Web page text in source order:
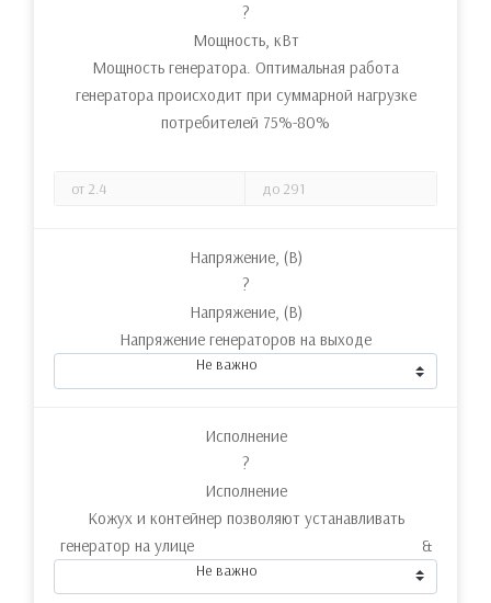
?
Мощность, кВт
Мощность генератора. Оптимальная работа
генератора происходит при суммарной нагрузке
потребителей 75%-80%
Напряжение, (В)
?
Напряжение, (В)
Напряжение генераторов на выходе
Не важно
Исполнение
?
Исполнение
Кожух и контейнер позволяют устанавливать
генератор на улице &
Не важно